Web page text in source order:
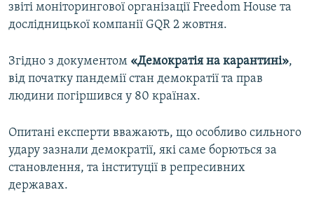
звіті моніторингової організації Freedom House та
дослідницької компанії GQR 2 жовтня.
Згідно з документом «Демократія на карантині»,
від початку пандемії стан демократії та прав
людини погіршився у 80 країнах.
Опитані експерти вважають, що особливо сильного
удару зазнали демократії, які саме борються за
становлення, та інституції в репресивних
державах.